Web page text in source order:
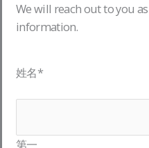
We will reach out to you
information.
姓名*
第一